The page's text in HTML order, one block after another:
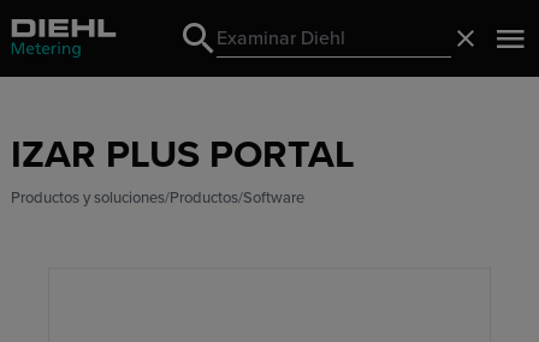
Search
Search
IZAR PLUS PORTAL
Productos y soluciones Productos Software